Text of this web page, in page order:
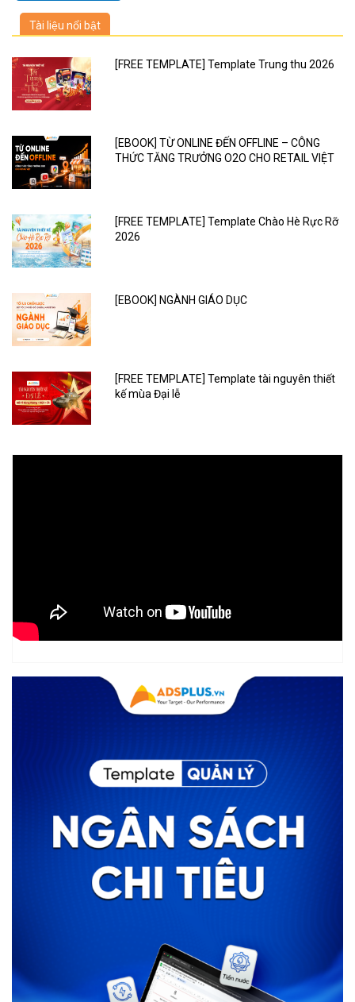
Tài liệu nổi bật
[FREE TEMPLATE] Template Trung thu 2026
[EBOOK] TỪ ONLINE ĐẾN OFFLINE – CÔNG
THỨC TĂNG TRƯỞNG O2O CHO RETAIL VIỆT
[FREE TEMPLATE] Template Chào Hè Rực Rỡ
2026
[EBOOK] NGÀNH GIÁO DỤC
[FREE TEMPLATE] Template tài nguyên thiết
kế mùa Đại lễ